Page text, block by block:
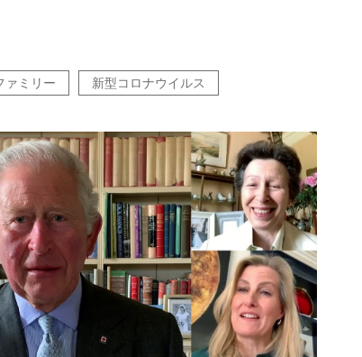
ァミリー 新型コロナウイルス